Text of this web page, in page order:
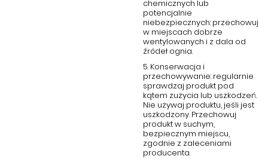
przyciąga wzrok i nadaje przestrzeni niezwykłego charakteru.
chemicznych lub
potencjalnie
niebezpiecznych: przechowuj
w miejscach dobrze
wentylowanych i z dala od
źródeł ognia.
5. Konserwacja i
przechowywanie: regularnie
sprawdzaj produkt pod
kątem zużycia lub uszkodzeń.
Nie używaj produktu, jeśli jest
uszkodzony. Przechowuj
produkt w suchym,
bezpiecznym miejscu,
zgodnie z zaleceniami
producenta.